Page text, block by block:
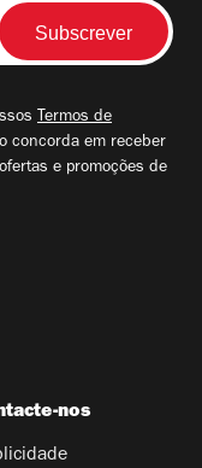
Termos de
concorda em receber
e promoções de
nos